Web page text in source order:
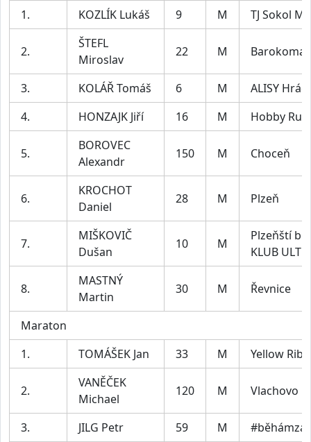
1. KOZLÍK Lukáš 9 M TJ Sokol
2.
ŠTEFL
Miroslav
22 M
3. KOLÁŘ Tomáš 6 M
ALISY
4.
HONZAJK Jiří 16 M Hobby
5.
BOROVEC
Alexandr
150 M Choceň
6.
KROCHOT
Daniel
28 M Plzeň
7.
MIŠKOVIČ
Dušan
10 M
Plzeňští
KLUB
8.
MASTNÝ
Martin
30 M Řevnice
Maraton
1.
TOMÁŠEK Jan 33 M Yellow
2.
VANĚČEK
Michael
120 M Vlachovo
3. JILG Petr 59 M